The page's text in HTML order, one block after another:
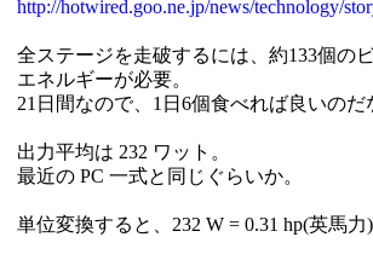
http://hotwired.goo.ne.jp/news/technology/
全ステージを走破するには、約133個の
エネルギーが必要。
21日間なので、1日6個食べれば良いのだ
出力平均は 232 ワット。
最近の PC 一式と同じぐらいか。
単位変換すると、232 W = 0.31 hp(英馬力)